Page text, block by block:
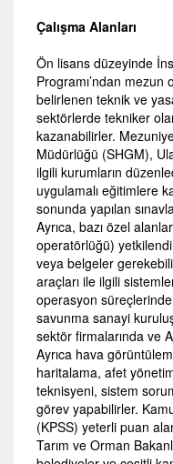
Çalışma Alanları
Ön lisans düzeyinde
Programı’ndan
belirlenen teknik ve
sektörlerde tekniker
kazanabilirler.
Müdürlüğü (SHGM),
ilgili kurumların
uygulamalı eğitimlere
sonunda yapılan
Ayrıca, bazı özel
operatörlüğü)
veya belgeler
araçları ile ilgili
operasyon
savunma sanayi
sektör firmalarında ve
Ayrıca hava
haritalama, afet
teknisyeni, sistem
görev yapabilirler.
(KPSS) yeterli puan
Tarım ve Orman